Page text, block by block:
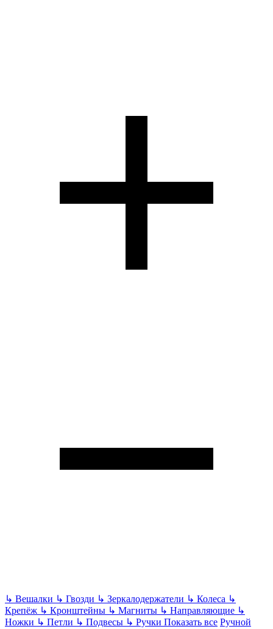
↳ Вешалки ↳ Гвозди ↳ Зеркалодержатели ↳ Колеса ↳
Крепёж ↳ Кронштейны ↳ Магниты ↳ Направляющие ↳
Ножки ↳ Петли ↳ Подвесы ↳ Ручки Показать все Ручной